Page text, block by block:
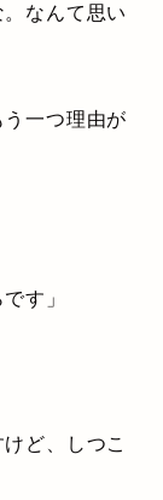
なんて思い
一つ理由が
す」
ど、しつこ